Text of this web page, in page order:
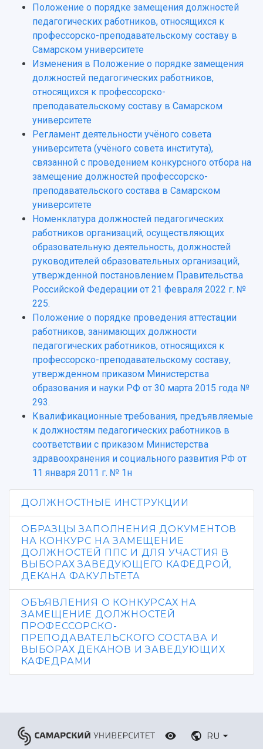
Руководство
Наблюдательный совет
Попечительский совет
Ученый совет
Ректорат
Кадровый резерв
Персоналии
Сотрудники и преподаватели
Заслуженные деятели
Структура университета
Институты и факультеты
Кафедры
Научные подразделения
Отделы и службы
Общественные организации
Институт искусственного интеллекта
Инжиниринговый центр
Аграрный карбоновый полигон
Архив
Фирменный стиль
Устойчивое развитие
Кампус
3D-тур по университету
Музеи
Учебный аэродром
Центр истории авиационных двигателей
Ботанический сад
Умный дом бабочек
Сведения об образовательной организации
Официальные документы
События
СМИ об университете
Пресс-центр
Газета "Полет"
Газета "Самарский университет"
Мы в соцсетях
Мультимедиа
Подкасты
Просветительский проект "Одержимы
Магистратура
Аспирантура
Формы обучения
Учебные планы
Дополнительное образование
Институты и факультеты
Образовательные программы
Профессорско-преподавательский состав
Расписание занятий
Стипендии
Тестирование иностранных граждан на
знание русского языка, истории России и
основ законодательства РФ
Платные образовательные услуги
Скидки на обучение
Подготовительные курсы
Библиотека
Видеолекции
Противодействие COVID-19
Подготовка научных кадров
Конкурс на замещение должностей научных
работников
Научно-технический совет
Научные проекты и темы
Аспирантура и докторантура
Справочные материалы
Научная инфраструктура
Научно-исследовательские подразделения
Структурная схема управления научно-
исследовательской деятельностью
Материальная база
Подразделения научного обслуживания
Организационные документы
Результаты научно-исследовательской
деятельности
Научно-технические разработки
Конкурсы научных проектов и грантов
Областной конкурс "Молодой учёный"
Отчеты о научно-исследовательской
деятельности
Журналы Самарского университета
Научные конференции
Патенты
Публикации и издания
Отчеты о проведенных конференциях
Положение о порядке замещения должностей
педагогических работников, относящихся к
профессорско-преподавательскому составу в
Самарском университете
Изменения в Положение о порядке замещения
должностей педагогических работников,
относящихся к профессорско-
преподавательскому составу в Самарском
университете
Регламент деятельности учёного совета
университета (учёного совета института),
связанной с проведением конкурсного отбора на
замещение должностей профессорско-
преподавательского состава в Самарском
университете
Номенклатура должностей педагогических
работников организаций, осуществляющих
образовательную деятельность, должностей
руководителей образовательных организаций,
утвержденной постановлением Правительства
Российской Федерации от 21 февраля 2022 г. №
225.
Положение о порядке проведения аттестации
работников, занимающих должности
педагогических работников, относящихся к
профессорско-преподавательскому составу,
утвержденном приказом Министерства
образования и науки РФ от 30 марта 2015 года №
293.
Квалификационные требования, предъявляемые
к должностям педагогических работников в
соответствии с приказом Министерства
здравоохранения и социального развития РФ от
11 января 2011 г. № 1н
ДОЛЖНОСТНЫЕ ИНСТРУКЦИИ
ОБРАЗЦЫ ЗАПОЛНЕНИЯ ДОКУМЕНТОВ
НА КОНКУРС НА ЗАМЕЩЕНИЕ
ДОЛЖНОСТЕЙ ППС И ДЛЯ УЧАСТИЯ В
ВЫБОРАХ ЗАВЕДУЮЩЕГО КАФЕДРОЙ,
ДЕКАНА ФАКУЛЬТЕТА
ОБЪЯВЛЕНИЯ О КОНКУРСАХ НА
ЗАМЕЩЕНИЕ ДОЛЖНОСТЕЙ
ПРОФЕССОРСКО-
ПРЕПОДАВАТЕЛЬСКОГО СОСТАВА И
ВЫБОРАХ ДЕКАНОВ И ЗАВЕДУЮЩИХ
КАФЕДРАМИ
RU